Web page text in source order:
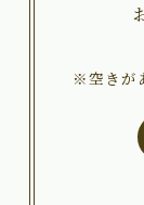
※空きが